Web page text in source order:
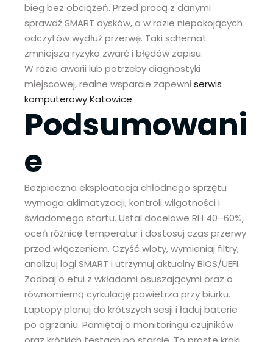
bieg bez obciążeń. Przed pracą z danymi
sprawdź SMART dysków, a w razie niepokojących
odczytów wydłuż przerwę. Taki schemat
zmniejsza ryzyko zwarć i błędów zapisu.
W razie awarii lub potrzeby diagnostyki
miejscowej, realne wsparcie zapewniserwis
komputerowy Katowice.
Podsumowani
e
Bezpieczna eksploatacja chłodnego sprzętu
wymaga aklimatyzacji, kontroli wilgotności i
świadomego startu. Ustal docelowe RH 40–60%,
oceń różnicę temperatur i dostosuj czas przerwy
przed włączeniem. Czyść wloty, wymieniaj filtry,
analizuj logi SMART i utrzymuj aktualny BIOS/UEFI.
Zadbaj o etui z wkładami osuszającymi oraz o
równomierną cyrkulację powietrza przy biurku.
Laptopy planuj do krótszych sesji i ładuj baterie
po ogrzaniu. Pamiętaj o monitoringu czujników